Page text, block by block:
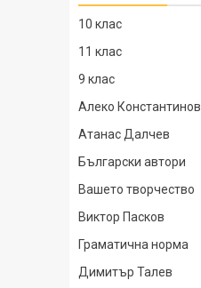
10 клас
11 клас
9 клас
Алеко Константинов
Атанас Далчев
Български автори
Вашето творчество
Виктор Пасков
Граматична норма
Димитър Талев